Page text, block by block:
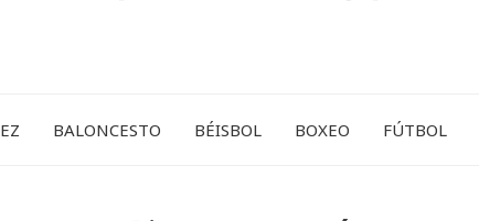
BALONCESTO BÉISBOL BOXEO FÚTBOL